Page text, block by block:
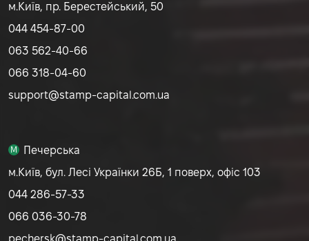
м.Київ, пр. Берестейський, 50
044 454-87-00
063 562-40-66
066 318-04-60
support@stamp-capital.com.ua
M
Печерська
м.Київ, бул. Лесі Українки 26Б, 1 поверх, офіс 103
044 286-57-33
066 036-30-78